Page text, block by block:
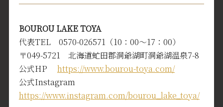
BOUROU LAKE TOYA
代表TEL 0570-026571（10：00～17：00）
〒049-5721 北海道虻田郡洞爺湖町洞爺湖温泉7-8
公式HP https://www.bourou-toya.com/
公式Instagram
https://www.instagram.com/bourou_lake_toya/